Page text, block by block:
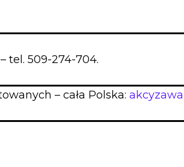
– tel. 509-274-704.
– cała Polska: